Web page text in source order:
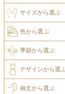
サイズから選ぶ
色から選ぶ
季節から選ぶ
デザインから選
袖丈から選ぶ